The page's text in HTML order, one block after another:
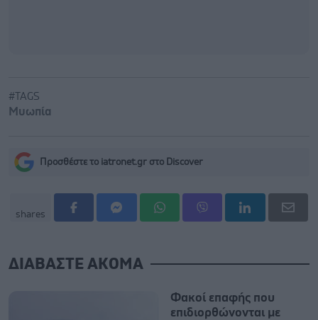
#TAGS
Μυωπία
Προσθέστε το iatronet.gr στο Discover
shares
ΔΙΑΒΑΣΤΕ ΑΚΟΜΑ
Φακοί επαφής που
επιδιορθώνονται με